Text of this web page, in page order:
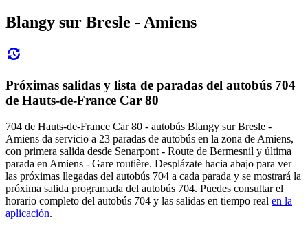
Blangy sur Bresle - Amiens
Próximas salidas y lista de paradas del autobús 704
de Hauts-de-France Car 80
704 de Hauts-de-France Car 80 - autobús Blangy sur Bresle -
Amiens da servicio a 23 paradas de autobús en la zona de Amiens,
con primera salida desde Senarpont - Route de Bermesnil y última
parada en Amiens - Gare routière. Desplázate hacia abajo para ver
las próximas llegadas del autobús 704 a cada parada y se mostrará la
próxima salida programada del autobús 704. Puedes consultar el
horario completo del autobús 704 y las salidas en tiempo real en la
aplicación.